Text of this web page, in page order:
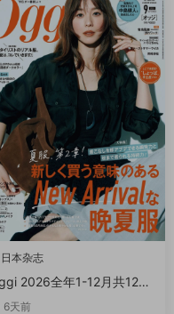
日本杂志
2026全年1-12月共12期
才ッジ
6天前